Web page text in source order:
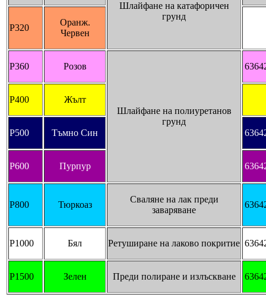
Шлайфане на катафоричен
грунд
P320
Оранж.
Червен
P360 Розов
Шлайфане на полиуретанов
грунд
P400 Жълт
P500 Тъмно Син
P600 Пурпур
P800 Тюркоаз
Сваляне на лак преди
заваряване
P1000 Бял Ретуширане на лаково покритие
P1500 Зелен Преди полиране и излъскване